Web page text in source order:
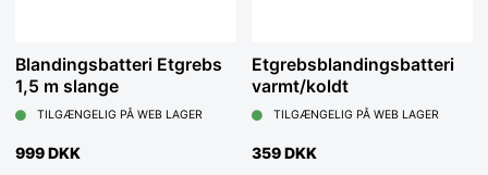
Blandingsbatteri Etgrebs
1,5 m slange
TILGÆNGELIG PÅ WEB LAGER
999 DKK
Etgrebsblandingsbatteri
varmt/koldt
TILGÆNGELIG PÅ WEB LAGER
359 DKK